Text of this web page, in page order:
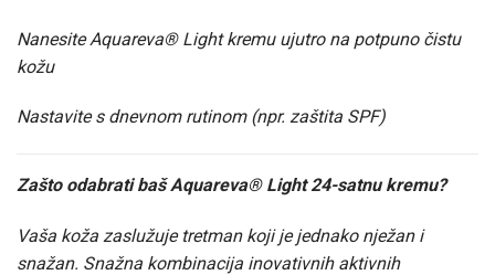
Nanesite Aquareva® Light kremu ujutro na potpuno čistu
kožu
Nastavite s dnevnom rutinom (npr. zaštita SPF)
Zašto odabrati baš Aquareva® Light 24-satnu kremu?
Vaša koža zaslužuje tretman koji je jednako nježan i
snažan. Snažna kombinacija inovativnih aktivnih